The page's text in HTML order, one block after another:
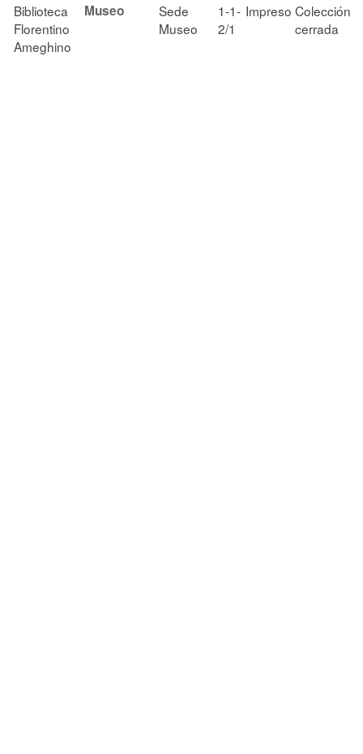
Biblioteca
Florentino
Ameghino
Museo
Sede
Museo
1-1-
2/1
Impreso Colección
cerrada